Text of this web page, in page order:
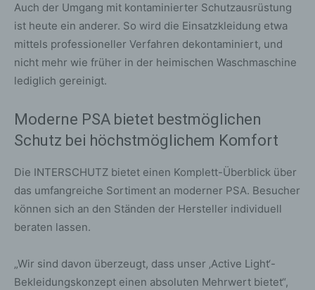
Auch der Umgang mit kontaminierter Schutzausrüstung
ist heute ein anderer. So wird die Einsatzkleidung etwa
mittels professioneller Verfahren dekontaminiert, und
nicht mehr wie früher in der heimischen Waschmaschine
lediglich gereinigt.
Moderne PSA bietet bestmöglichen
Schutz bei höchstmöglichem Komfort
Die INTERSCHUTZ bietet einen Komplett-Überblick über
das umfangreiche Sortiment an moderner PSA. Besucher
können sich an den Ständen der Hersteller individuell
beraten lassen.
„Wir sind davon überzeugt, dass unser ‚Active Light‘-
Bekleidungskonzept einen absoluten Mehrwert bietet“,